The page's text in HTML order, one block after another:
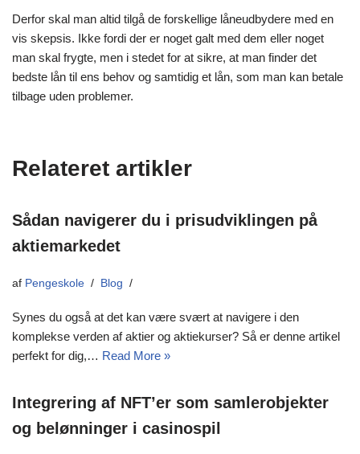
Derfor skal man altid tilgå de forskellige låneudbydere med en
vis skepsis. Ikke fordi der er noget galt med dem eller noget
man skal frygte, men i stedet for at sikre, at man finder det
bedste lån til ens behov og samtidig et lån, som man kan betale
tilbage uden problemer.
Relateret artikler
Sådan navigerer du i prisudviklingen på
aktiemarkedet
af Pengeskole Blog
Synes du også at det kan være svært at navigere i den
komplekse verden af aktier og aktiekurser? Så er denne artikel
perfekt for dig,… Read More »
Integrering af NFT’er som samlerobjekter
og belønninger i casinospil